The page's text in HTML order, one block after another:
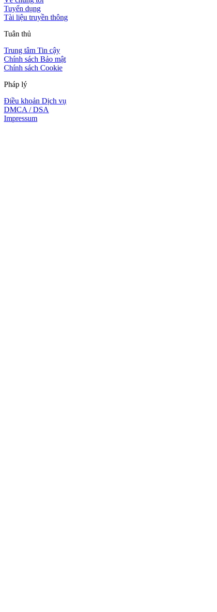
Tuyển dụng
Tài liệu truyền thông
Tuân thủ
Trung tâm Tin cậy
Chính sách Bảo mật
Chính sách Cookie
Pháp lý
Điều khoản Dịch vụ
DMCA / DSA
Impressum